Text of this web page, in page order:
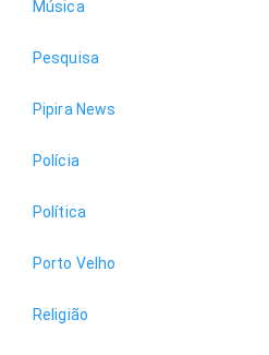
Música
Pesquisa
Pipira News
Polícia
Política
Porto Velho
Religião